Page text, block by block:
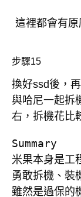
這裡都會有
步驟15
換好ssd後，
與哈尼一起拆
右，拆機花比
Summary
米果本身是工
勇敢拆機、裝
雖然是過保的